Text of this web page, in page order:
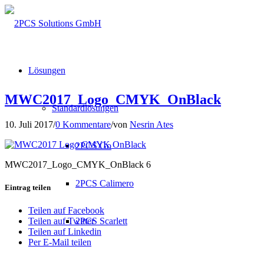
Lösungen
Standardlösungen
2PCS Go
2PCS Calimero
2PCS Scarlett
MWC2017_Logo_CMYK_OnBlack
10. Juli 2017/0 Kommentare/von Nesrin Ates
MWC2017_Logo_CMYK_OnBlack 6
Eintrag teilen
Teilen auf Facebook
Teilen auf Twitter
Teilen auf Linkedin
Per E-Mail teilen